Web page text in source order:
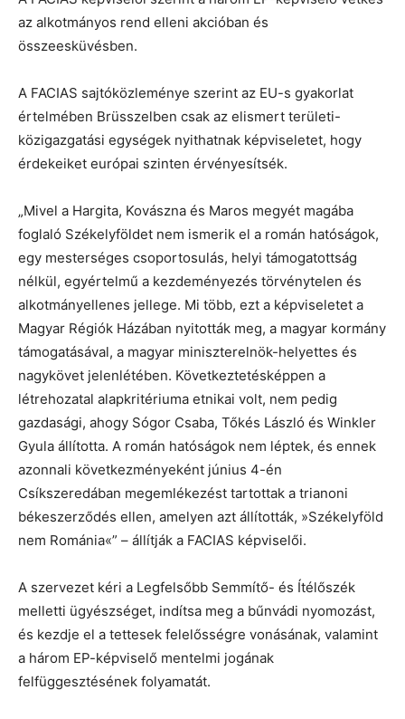
az alkotmányos rend elleni akcióban és
összeesküvésben.
A FACIAS sajtóközleménye szerint az EU-s gyakorlat
értelmében Brüsszelben csak az elismert területi-
közigazgatási egységek nyithatnak képviseletet, hogy
érdekeiket európai szinten érvényesítsék.
„Mivel a Hargita, Kovászna és Maros megyét magába
foglaló Székelyföldet nem ismerik el a román hatóságok,
egy mesterséges csoportosulás, helyi támogatottság
nélkül, egyértelmű a kezdeményezés törvénytelen és
alkotmányellenes jellege. Mi több, ezt a képviseletet a
Magyar Régiók Házában nyitották meg, a magyar kormány
támogatásával, a magyar miniszterelnök-helyettes és
nagykövet jelenlétében. Következtetésképpen a
létrehozatal alapkritériuma etnikai volt, nem pedig
gazdasági, ahogy Sógor Csaba, Tőkés László és Winkler
Gyula állította. A román hatóságok nem léptek, és ennek
azonnali következményeként június 4-én
Csíkszeredában megemlékezést tartottak a trianoni
békeszerződés ellen, amelyen azt állították, »Székelyföld
nem Románia«” – állítják a FACIAS képviselői.
A szervezet kéri a Legfelsőbb Semmítő- és Ítélőszék
melletti ügyészséget, indítsa meg a bűnvádi nyomozást,
és kezdje el a tettesek felelősségre vonásának, valamint
a három EP-képviselő mentelmi jogának
felfüggesztésének folyamatát.